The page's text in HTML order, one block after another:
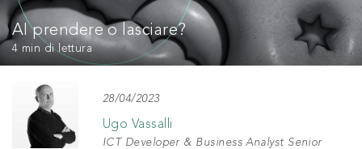
AI prendere o lasciare?
4 min di lettura
28/04/2023
Ugo Vassalli
ICT Developer & Business Analyst Senior